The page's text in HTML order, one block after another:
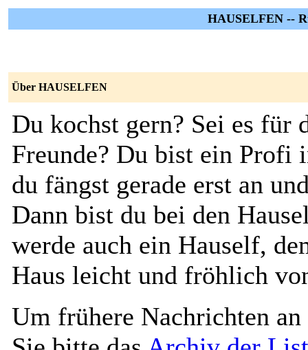
HAUSELFEN --
Über HAUSELFEN
Du kochst gern? Sei es für
Freunde? Du bist ein Profi
du fängst gerade erst an
Dann bist du bei den
werde auch ein Hauself,
Haus leicht und fröhlich
Um frühere Nachrichten an